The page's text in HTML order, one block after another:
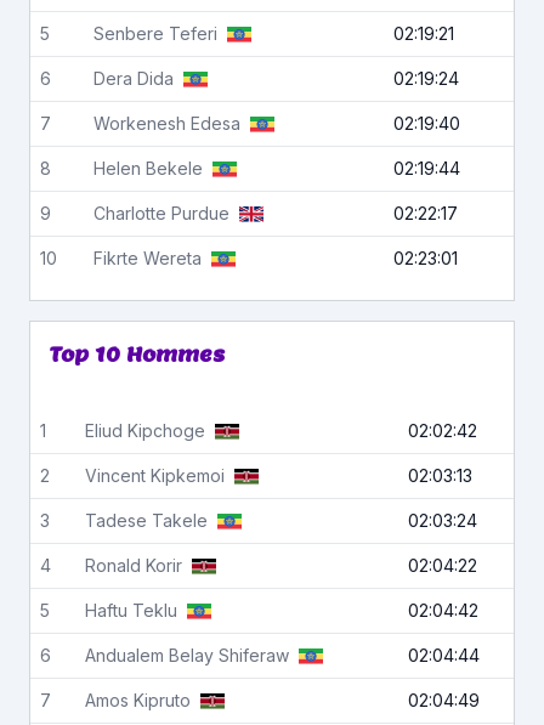
5 Senbere Teferi 02:19:21
6 Dera Dida 02:19:24
7 Workenesh Edesa 02:19:40
8 Helen Bekele 02:19:44
9 Charlotte Purdue 02:22:17
10 Fikrte Wereta 02:23:01
Top 10 Hommes
1 Eliud Kipchoge 02:02:42
2 Vincent Kipkemoi 02:03:13
3 Tadese Takele 02:03:24
4 Ronald Korir 02:04:22
5 Haftu Teklu 02:04:42
6 Andualem Belay Shiferaw 02:04:44
7 Amos Kipruto 02:04:49